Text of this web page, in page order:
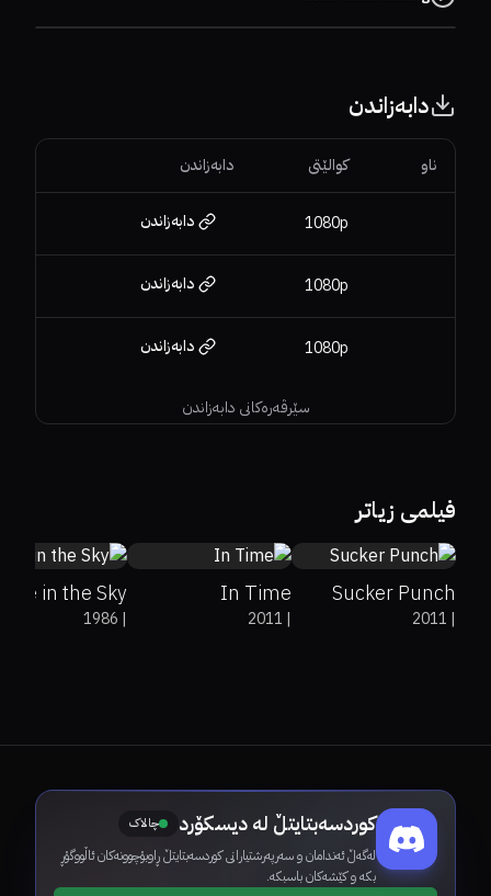
دابەزاندن
سێرڤەرەکانی دابەزاندن
ناو کوالێتی دابەزاندن
1080p دابەزاندن
1080p دابەزاندن
1080p دابەزاندن
فیلمی زیاتر
Sucker Punch
|
2011
In Time
|
2011
in the Sky
|
1986
کوردسەبتایتڵ لە دیسکۆرد چالاک
لەگەڵ ئەندامان و سەرپەرشتیارانی کوردسەبتایتڵ ڕاوبۆچوونەکان ئاڵووگۆڕ
بکە و کێشەکان باسبکە.